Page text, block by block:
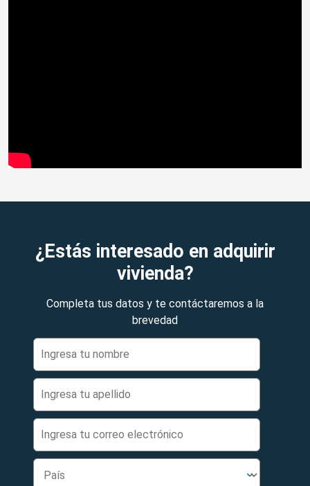
¿Estás interesado en adquirir
vivienda?
Completa tus datos y te contáctaremos a la
brevedad